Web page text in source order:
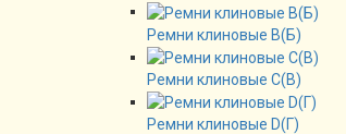
Ремни клиновые В(Б)
Ремни клиновые C(B)
Ремни клиновые D(Г)